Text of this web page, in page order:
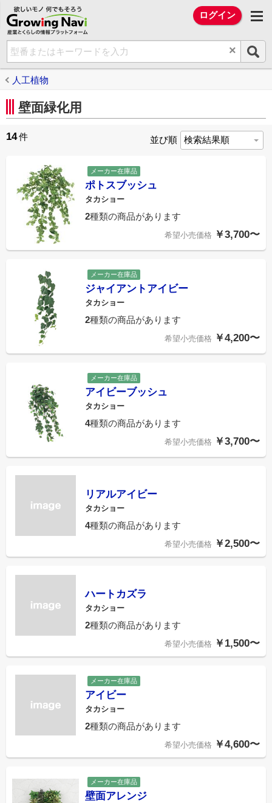
欲しいモノ 何でもそろう Growing Navi（
ログイン
×
人工植物
壁面緑化用
14件 並び順
メーカー在庫品
ポトスブッシュ
タカショー
2種類の商品があります
希望小売価格 ￥3,700〜
メーカー在庫品
ジャイアントアイビー
タカショー
2種類の商品があります
希望小売価格 ￥4,200〜
メーカー在庫品
アイビーブッシュ
タカショー
4種類の商品があります
希望小売価格 ￥3,700〜
リアルアイビー
タカショー
4種類の商品があります
希望小売価格 ￥2,500〜
ハートカズラ
タカショー
2種類の商品があります
希望小売価格 ￥1,500〜
メーカー在庫品
アイビー
タカショー
2種類の商品があります
希望小売価格 ￥4,600〜
メーカー在庫品
壁面アレンジ